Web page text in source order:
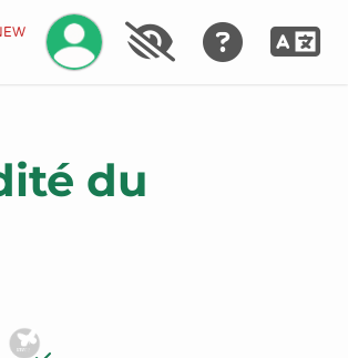
Gérez votre compte
du